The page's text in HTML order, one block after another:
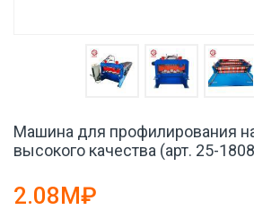
Машина для профилирования
высокого качества (арт. 25-
2.08M₽